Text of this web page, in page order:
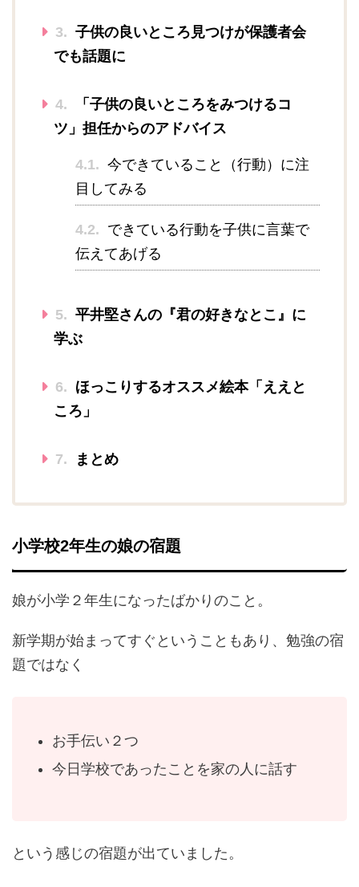
3. 子供の良いところ見つけが保護者会
でも話題に
4.
「子供の良いところをみつけるコ
ツ」担任からのアドバイス
4.1. 今できていること（行動）に注
目してみる
4.2. できている行動を子供に言葉で
伝えてあげる
5. 平井堅さんの『君の好きなとこ』に
学ぶ
6. ほっこりするオススメ絵本「ええと
ころ」
7. まとめ
小学校2年生の娘の宿題
娘が小学２年生になったばかりのこと。
新学期が始まってすぐということもあり、勉強の宿
題ではなく
お手伝い２つ
今日学校であったことを家の人に話す
という感じの宿題が出ていました。